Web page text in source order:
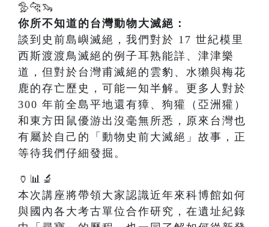
🦤🐆🦦
你所不知道的台灣動物大滅絕：
談到史前島嶼滅絕，我們對於 17 世紀模里
西斯渡渡鳥滅絕的例子耳熟能詳、津津樂
道，但對於台灣甫滅絕的雲豹、水獺與梅花
鹿的存亡歷史，可能一知半解。更多人對於
300 年前全島平地還有獐、狗獾（亞洲獾）
和東方田鼠優游出沒毫無所悉，原來台灣也
有屬於自己的「動物史前大滅絕」故事，正
等待我們仔細發掘。
🏺📊🔬
本次講座將帶領大家認識近年來科博館如何
與國內各大考古單位合作研究，在遺址紀錄